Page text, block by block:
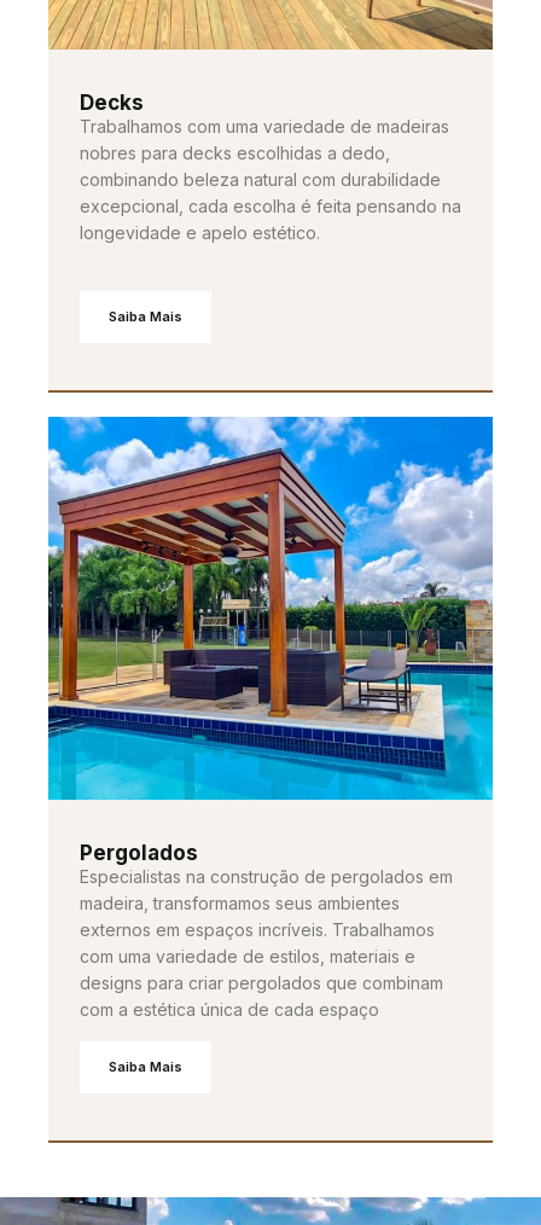
Decks
Trabalhamos com uma variedade de madeiras
nobres para decks escolhidas a dedo,
combinando beleza natural com durabilidade
excepcional, cada escolha é feita pensando na
longevidade e apelo estético.
Saiba Mais
Pergolados
Especialistas na construção de pergolados em
madeira, transformamos seus ambientes
externos em espaços incríveis. Trabalhamos
com uma variedade de estilos, materiais e
designs para criar pergolados que combinam
com a estética única de cada espaço
Saiba Mais